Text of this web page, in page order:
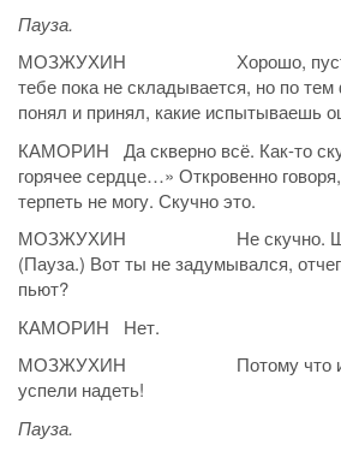
Пауза.
МОЗЖУХИН Хорошо, пусть
тебе пока не складывается, но по
понял и принял, какие испытываешь
КАМОРИН Да скверно всё. Как-то
горячее сердце…» Откровенно
терпеть не могу. Скучно это.
МОЗЖУХИН Не скучно.
(Пауза.) Вот ты не задумывался,
пьют?
КАМОРИН Нет.
МОЗЖУХИН Потому что им
успели надеть!
Пауза.